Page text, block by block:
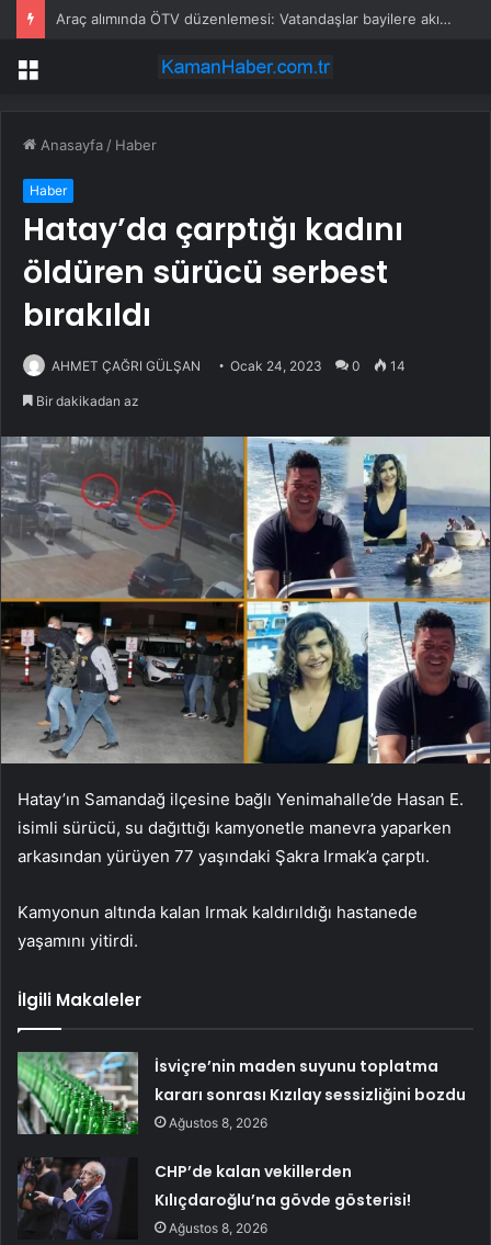
Araç alımında ÖTV düzenlemesi: Vatandaşlar bayilere akın etti
Menü
Anasayfa / Haber
Haber
Hatay’da çarptığı kadını
öldüren sürücü serbest
bırakıldı
AHMET ÇAĞRI GÜLŞAN Ocak 24, 2023 0 14
Bir dakikadan az
Hatay’ın Samandağ ilçesine bağlı Yenimahalle’de Hasan E.
isimli sürücü, su dağıttığı kamyonetle manevra yaparken
arkasından yürüyen 77 yaşındaki Şakra Irmak’a çarptı.
Kamyonun altında kalan Irmak kaldırıldığı hastanede
yaşamını yitirdi.
İlgili Makaleler
İsviçre’nin maden suyunu toplatma
kararı sonrası Kızılay sessizliğini bozdu
Ağustos 8, 2026
CHP’de kalan vekillerden
Kılıçdaroğlu’na gövde gösterisi!
Ağustos 8, 2026